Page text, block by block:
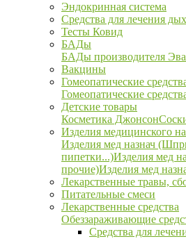
Эндокринная система
Средства для лечения
Тесты Ковид
БАДы
БАДы производителя
Вакцины
Гомеопатические
Гомеопатические
Детские товары
Косметика Джонсон
Изделия медицинского
Изделия мед назнач
пипетки...)Изделия мед
прочие)Изделия мед
Лекарственные травы,
Питательные смеси
Лекарственные средства
Обеззараживающие
Средства для